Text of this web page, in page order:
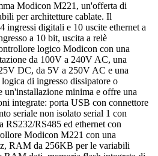
Modicon M221, un'offerta di
per architetture cablate. Il
ingressi digitali e 10 uscite ethernet a
a 10 bit, uscita a relè
logico Modicon con una
da 100V a 240V AC, una
DC, da 5V a 250V AC e una
di ingresso dissipatore o
un'installazione minima e offre una
integrate: porta USB con connettore
seriale non isolato serial 1 con
RS232/RS485 ed ethernet con
Modicon M221 con una
RAM da 256KB per le variabili